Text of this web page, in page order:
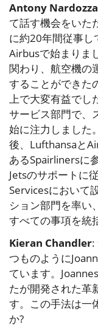
Antony Nardozza
て話す機会をいた
に約20年間従事し
Airbusで始まりま
関わり、航空機の
することができた
上で大変有益でし
サービス部門で、
始に注力しました
後、Lufthansaと
あるSpairlinersに
Jetsのサポートに
Servicesにおいて
ション部門を率い
すべての事項を統
Kieran Chandler:
つものように
ています。
たが開発された革
す。この手法は一
か?